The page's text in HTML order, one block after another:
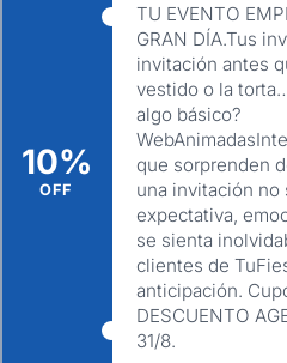
10%
OFF
TU EVENTO
GRAN DÍA.Tus
invitación antes
vestido o la
algo básico?
que sorprenden
una invitación
expectativa,
se sienta
clientes de
anticipación.
DESCUENTO
31/8.